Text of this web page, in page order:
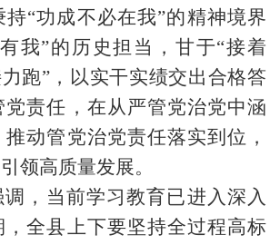
“功成不必在我”的精神境界
我”的历史担当，甘于“接着
跑”，以实干实绩交出合格答
责任，在从严管党治党中涵
动管党治党责任落实到位，
领高质量发展。
，当前学习教育已进入深入
全县上下要坚持全过程高标